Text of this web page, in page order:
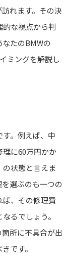
れます。その決
な視点から判
たのBMWの
ミングを解説し
。例えば、中
理に60万円かか
の状態と言えま
選ぶのも一つの
、その修理費
るでしょう。
所に不具合が出
です。